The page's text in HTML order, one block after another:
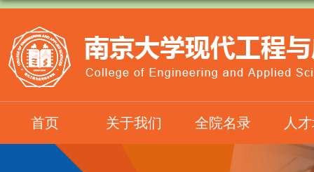
首页 关于我们 全院名录 人